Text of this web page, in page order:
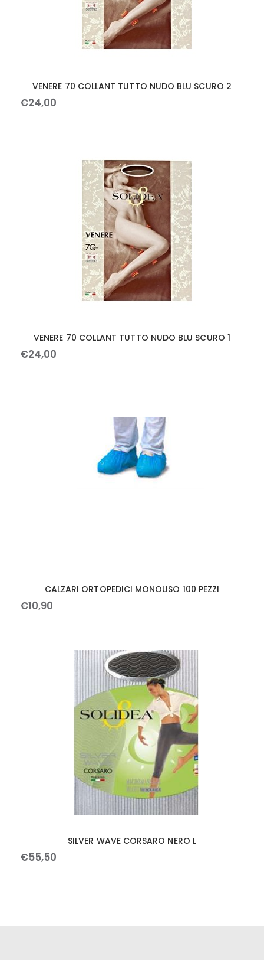
VENERE 70 COLLANT TUTTO NUDO BLU SCURO 2
€24,00
VENERE 70 COLLANT TUTTO NUDO BLU SCURO 1
€24,00
CALZARI ORTOPEDICI MONOUSO 100 PEZZI
€10,90
SILVER WAVE CORSARO NERO L
€55,50